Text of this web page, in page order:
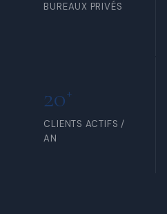
BUREAUX PRIVÉS
20+
CLIENTS ACTIFS /
AN